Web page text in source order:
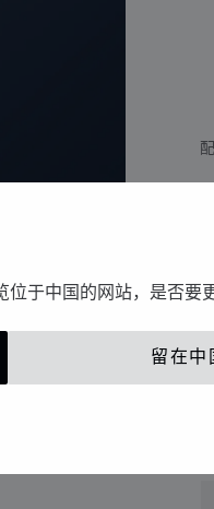
于中国的网站，是否要
留在中